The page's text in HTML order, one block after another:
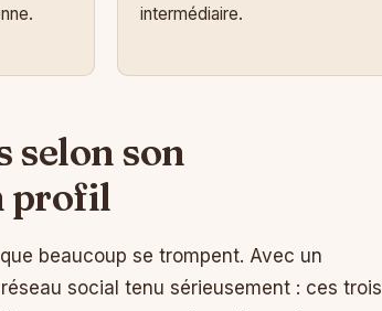
intermédiaire.
selon son
profil
beaucoup se trompent. Avec un
social tenu sérieusement : ces trois